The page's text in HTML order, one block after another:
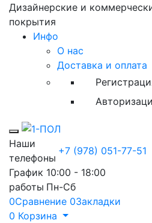
Дизайнерские и
покрытия
Инфо
О нас
Доставка и оплата
Toggle mobile menu
Наши
телефоны
+7 (978) 051-77-51
График
работы
10:00 - 18:00
Пн-Сб
0Сравнение 0Закладки
0 Корзина